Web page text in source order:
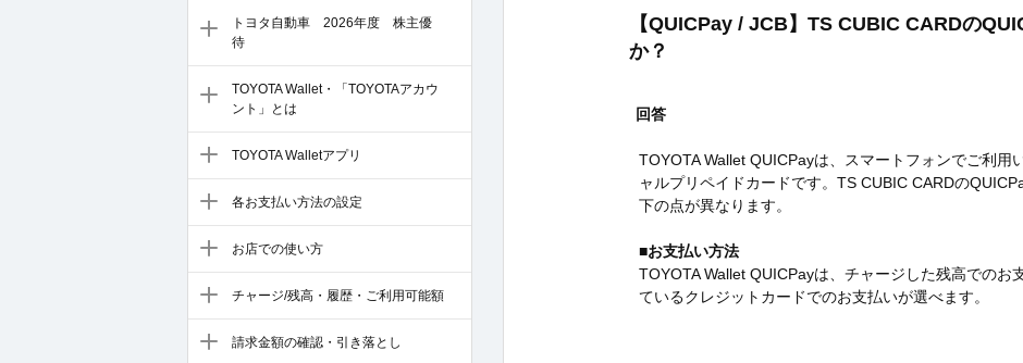
トヨタ自動車 2026年度 株主優
待
TOYOTA Wallet・「TOYOTAアカウ
ント」とは
TOYOTA Walletアプリ
各お支払い方法の設定
お店での使い方
チャージ/残高・履歴・ご利用可能額
請求金額の確認・引き落とし
【QUICPay / JCB】TS CUBIC CARDの
か？
回答
TOYOTA Wallet QUICPayは、スマートフォンでご利用
ャルプリペイドカードです。TS CUBIC CARDの
下の点が異なります。
■お支払い方法
TOYOTA Wallet QUICPayは、チャージした残高でのお
ているクレジットカードでのお支払いが選べます。